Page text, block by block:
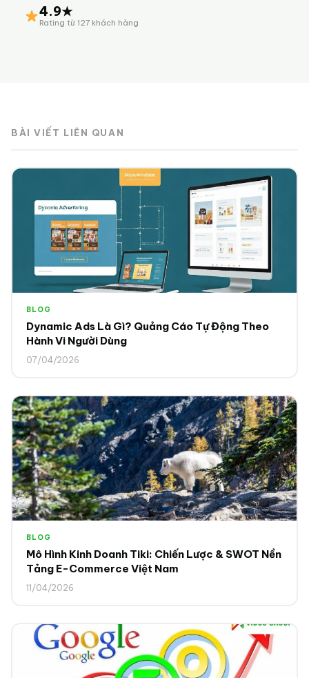
4.9★
Rating từ 127 khách hàng
BÀI VIẾT LIÊN QUAN
BLOG
Dynamic Ads Là Gì? Quảng Cáo Tự Động Theo
Hành Vi Người Dùng
07/04/2026
BLOG
Mô Hình Kinh Doanh Tiki: Chiến Lược & SWOT Nền
Tảng E-Commerce Việt Nam
11/04/2026